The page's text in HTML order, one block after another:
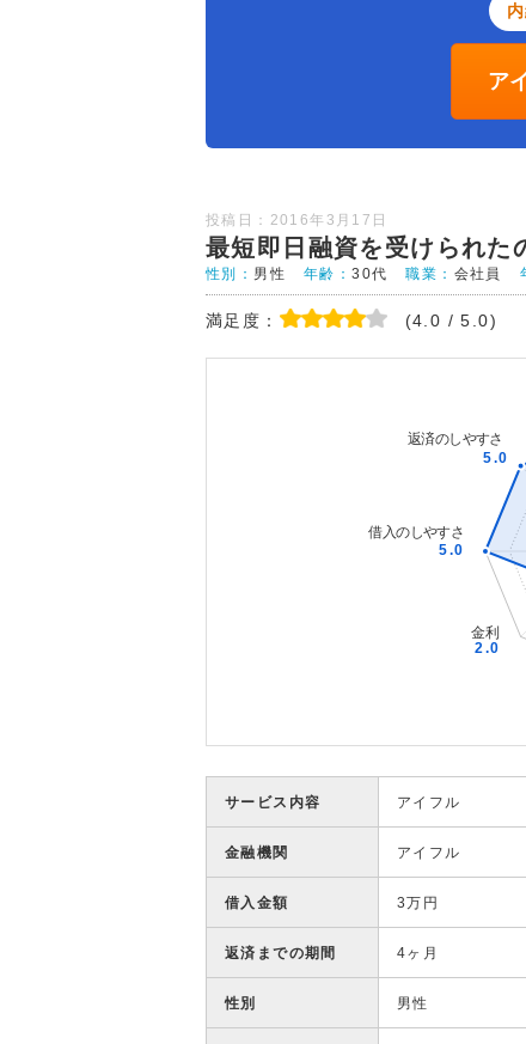
ア
投稿日：2016年3月17日
最短即日融資を受けられた
性別： 男性 年齢：30代 職業： 会社員
満足度： (4.0 / 5.0)
サービス内容 アイフル
金融機関 アイフル
借入金額 3万円
返済までの期間 4ヶ月
性別 男性